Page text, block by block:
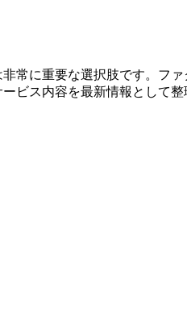
常に重要な選択肢です。フ
ス内容を最新情報として